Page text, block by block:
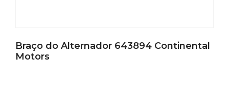
Braço do Alternador 643894 Continental
Motors